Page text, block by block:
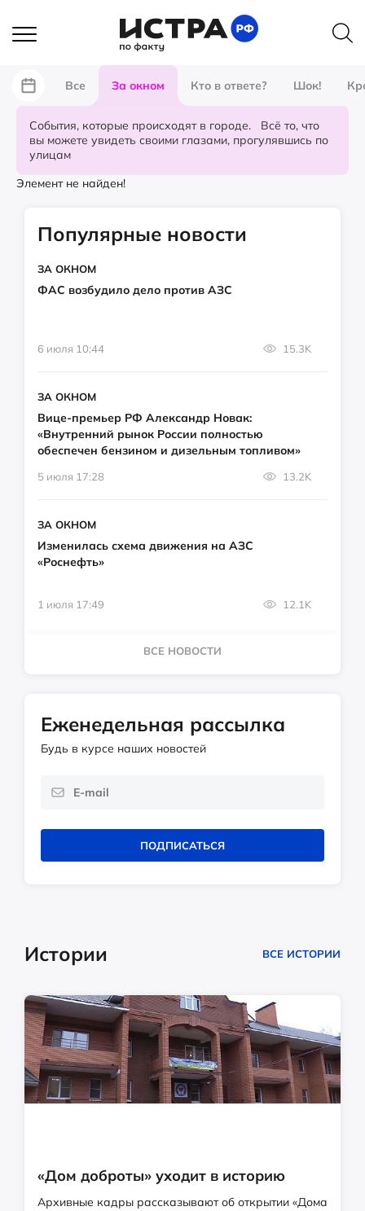
Все За окном Кто в ответе? Шок!
События, которые происходят в городе. Всё то, что
вы можете увидеть своими глазами, прогулявшись по
улицам
Элемент не найден!
Популярные новости
ЗА ОКНОМ
ФАС возбудило дело против АЗС
6 июля 10:44 15.3K
ЗА ОКНОМ
Вице-премьер РФ Александр Новак:
«Внутренний рынок России полностью
обеспечен бензином и дизельным топливом»
5 июля 17:28 13.2K
ЗА ОКНОМ
Изменилась схема движения на АЗС
«Роснефть»
1 июля 17:49 12.1K
ВСЕ НОВОСТИ
Еженедельная рассылка
Будь в курсе наших новостей
ПОДПИСАТЬСЯ
Истории ВСЕ ИСТОРИИ
«Дом доброты» уходит в историю
Архивные кадры рассказывают об открытии «Дома